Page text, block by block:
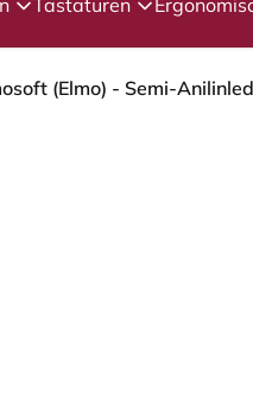
Tastaturen
(Elmo) - Semi-